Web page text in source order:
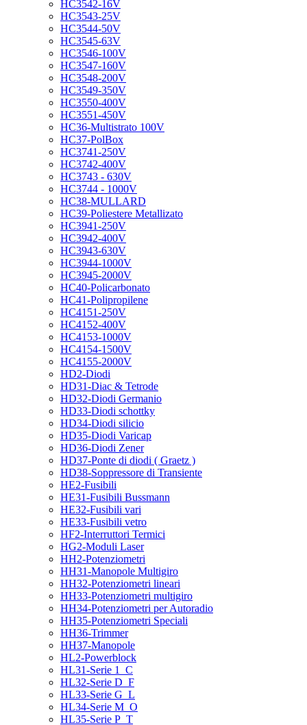
HC3542-16V
HC3543-25V
HC3544-50V
HC3545-63V
HC3546-100V
HC3547-160V
HC3548-200V
HC3549-350V
HC3550-400V
HC3551-450V
HC36-Multistrato 100V
HC37-PolBox
HC3741-250V
HC3742-400V
HC3743 - 630V
HC3744 - 1000V
HC38-MULLARD
HC39-Poliestere Metallizato
HC3941-250V
HC3942-400V
HC3943-630V
HC3944-1000V
HC3945-2000V
HC40-Policarbonato
HC41-Polipropilene
HC4151-250V
HC4152-400V
HC4153-1000V
HC4154-1500V
HC4155-2000V
HD2-Diodi
HD31-Diac & Tetrode
HD32-Diodi Germanio
HD33-Diodi schottky
HD34-Diodi silicio
HD35-Diodi Varicap
HD36-Diodi Zener
HD37-Ponte di diodi ( Graetz )
HD38-Soppressore di Transiente
HE2-Fusibili
HE31-Fusibili Bussmann
HE32-Fusibili vari
HE33-Fusibili vetro
HF2-Interruttori Termici
HG2-Moduli Laser
HH2-Potenziometri
HH31-Manopole Multigiro
HH32-Potenziometri lineari
HH33-Potenziometri multigiro
HH34-Potenziometri per Autoradio
HH35-Potenziometri Speciali
HH36-Trimmer
HH37-Manopole
HL2-Powerblock
HL31-Serie 1_C
HL32-Serie D_F
HL33-Serie G_L
HL34-Serie M_O
HL35-Serie P_T